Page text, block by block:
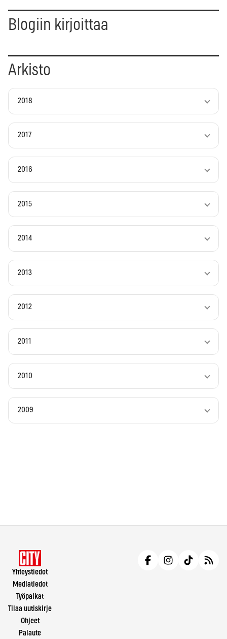
Blogiin kirjoittaa
Arkisto
2018
2017
2016
2015
2014
2013
2012
2011
2010
2009
Yhteystiedot
Mediatiedot
Työpaikat
Tilaa uutiskirje
Ohjeet
Palaute